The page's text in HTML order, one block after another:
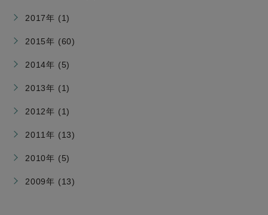
2017年 (1)
2015年 (60)
2014年 (5)
2013年 (1)
2012年 (1)
2011年 (13)
2010年 (5)
2009年 (13)